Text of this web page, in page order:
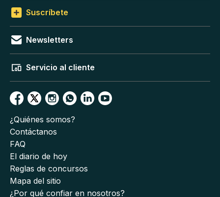
Suscríbete
Newsletters
Servicio al cliente
¿Quiénes somos?
Contáctanos
FAQ
El diario de hoy
Reglas de concursos
Mapa del sitio
¿Por qué confiar en nosotros?